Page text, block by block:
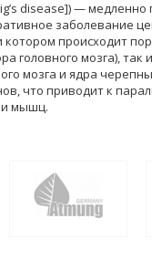
disease]) —
заболевание
происходит
головного мозга), так
мозга и ядра
что приводит к
мышц.